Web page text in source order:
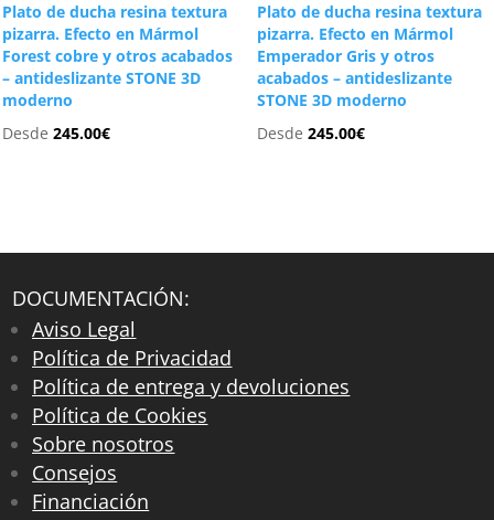
Plato de ducha resina textura
pizarra. Efecto en Mármol
Forest cobre y otros acabados
– antideslizante STONE 3D
moderno
Desde245.00€
Plato de ducha resina textura
pizarra. Efecto en Mármol
Emperador Gris y otros
acabados – antideslizante
STONE 3D moderno
Desde 245.00€
DOCUMENTACIÓN:
Aviso Legal
Política de Privacidad
Política de entrega y devoluciones
Política de Cookies
Sobre nosotros
Consejos
Financiación